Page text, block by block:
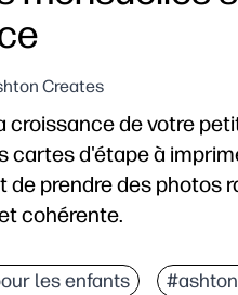
Creates
croissance de votre
cartes d'étape à
de prendre des photos
cohérente.
: il vous
les enfants